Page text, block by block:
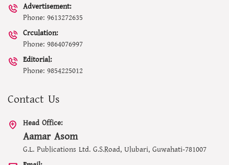
Advertisement:
Phone: 9613272635
Crculation:
Phone: 9864076997
Editorial:
Phone: 9854225012
Contact Us
Head Office:
Aamar Asom
G.L. Publications Ltd. G.S.Road, Ulubari, Guwahati-781007